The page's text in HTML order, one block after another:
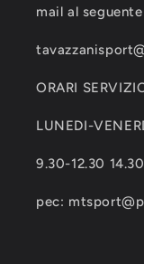
mail al
ORARI
LUNEDI-
9.30-12.30
pec: